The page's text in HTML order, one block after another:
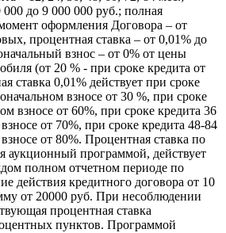
до 9 000 000 руб.; полная
оформления Договора – от
процентная ставка – от 0,01% до
взнос – от 0% от цены
(от 20 % - при сроке кредита от
ставка 0,01% действует при сроке
взносе от 30 %, при сроке
взносе от 60%, при сроке кредита 36
от 70%, при сроке кредита 48-84
от 80%. Процентная ставка по
аукционный программой, действует
полном отчетном периоде по
действия кредитного договора от 10
от 20000 руб. При несоблюдении
процентная ставка
пунктов. Программой